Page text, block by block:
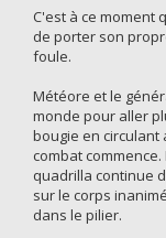
C'est à ce moment
de porter son
foule.
Météore et le
monde pour aller
bougie en circulant
combat
quadrilla continue
sur le corps
dans le pilier.